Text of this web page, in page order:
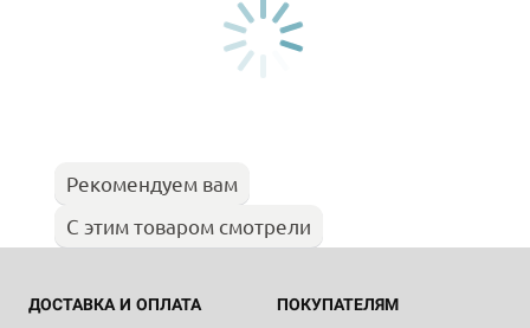
Рекомендуем вам
С этим товаром смотрели
ДОСТАВКА И ОПЛАТА ПОКУПАТЕЛЯМ